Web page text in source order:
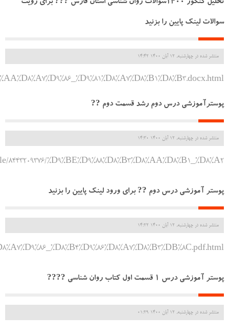
تحلیل کنکور ۱۴۰۰سوالات روان شناسی استان فارس ??? برای رویت
سوالات لینک پایین را بزنید
منتشر شده در چهارشنبه, 12 آبان 1400 14:42
پوسترآموزشی درس دوم رشد قسمت دوم ??
منتشر شده در چهارشنبه, 12 آبان 1400 14:30
%D9%BE%D9%88%D8%B3%D8%AA%D8%B1_%D8%A2
پوستر آموزشی درس دوم ?? برای ورود لینک پایین را بزنید
منتشر شده در چهارشنبه, 12 آبان 1400 14:22
پوستر آموزشی درس ۱ قسمت اول کتاب روان شناسی ????
منتشر شده در چهارشنبه, 12 آبان 1400 01:29